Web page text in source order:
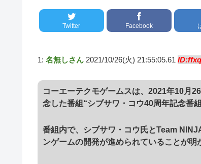
Twitter Facebook
1: 名無しさん 2021/10/26(火) 21:55:05.61
コーエーテクモゲームスは、2021年10月
念した番組“シブサワ・コウ40周年記念番
番組内で、シブサワ・コウ氏とTeam
ンゲームの開発が進められていることが明